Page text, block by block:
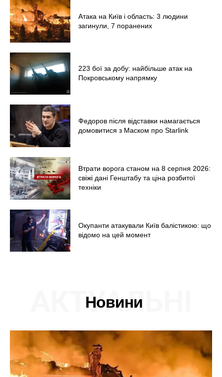
Політика
Світ
Технології
Війна
Атака на Київ і область: 3 людини
загинули, 7 поранених
223 бої за добу: найбільше атак на
Покровському напрямку
Федоров після відставки намагається
домовитися з Маском про Starlink
Втрати ворога станом на 8 серпня 2026:
свіжі дані Генштабу та ціна розбитої
техніки
Окупанти атакували Київ балістикою: що
відомо на цей момент
Новини
АКТУАЛЬНІ